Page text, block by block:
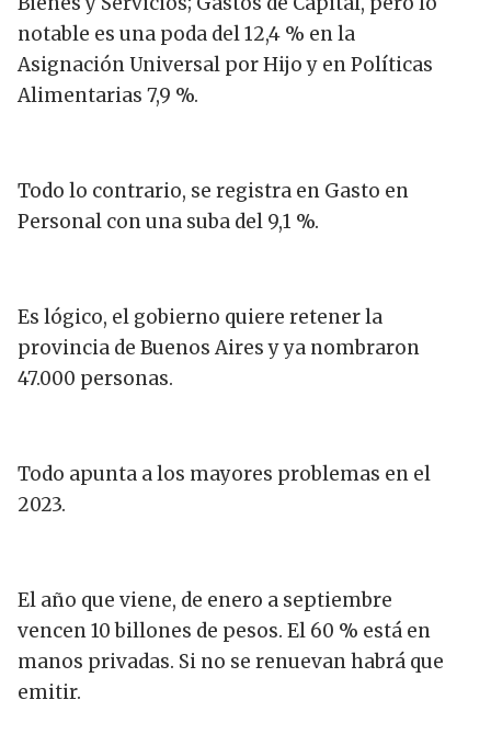
notable es una poda del 12,4 % en la
Asignación Universal por Hijo y en Políticas
Alimentarias 7,9 %.
Todo lo contrario, se registra en Gasto en
Personal con una suba del 9,1 %.
Es lógico, el gobierno quiere retener la
provincia de Buenos Aires y ya nombraron
47.000 personas.
Todo apunta a los mayores problemas en el
2023.
El año que viene, de enero a septiembre
vencen 10 billones de pesos. El 60 % está en
manos privadas. Si no se renuevan habrá que
emitir.